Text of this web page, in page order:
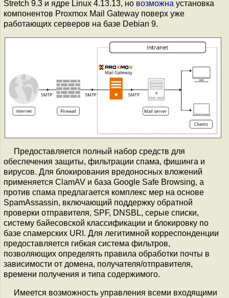
Stretch 9.3 и ядре Linux 4.13.13, но возможна установка
компонентов Proxmox Mail Gateway поверх уже
работающих серверов на базе Debian 9.
Предоставляется полный набор средств для
обеспечения защиты, фильтрации спама, фишинга и
вирусов. Для блокирования вредоносных вложений
применяется ClamAV и база Google Safe Browsing, а
против спама предлагается комплекс мер на основе
SpamAssassin, включающий поддержку обратной
проверки отправителя, SPF, DNSBL, серые списки,
систему байесовской классификации и блокировку по
базе спамерских URI. Для легитимной корреспонденции
предоставляется гибкая система фильтров,
позволяющих определять правила обработки почты в
зависимости от домена, получателя/отправителя,
времени получения и типа содержимого.
Имеется возможность управления всеми входящими